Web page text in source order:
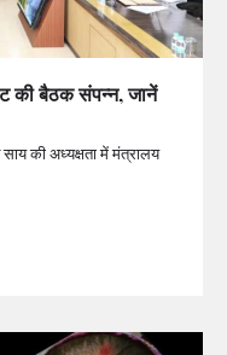
की बैठक संपन्न, जानें
की अध्यक्षता में मंत्रालय